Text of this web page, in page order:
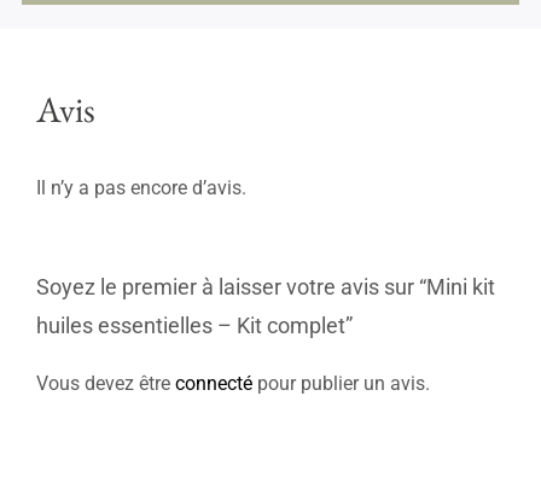
Avis
Il n’y a pas encore d’avis.
Soyez le premier à laisser votre avis sur “Mini kit
huiles essentielles – Kit complet”
Vous devez être connectépour publier un avis.